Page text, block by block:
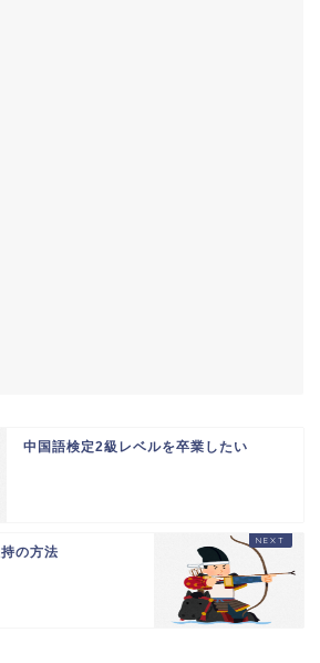
中国語検定2級レベルを卒業したい
の方法